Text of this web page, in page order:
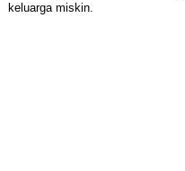
keluarga miskin.